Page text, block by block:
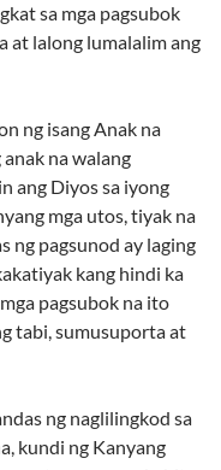
sa mga pagsubok
at lalong lumalalim ang
ng isang Anak na
na walang
ang Diyos sa iyong
mga utos, tiyak na
ng pagsunod ay laging
kang hindi ka
pagsubok na ito
tabi, sumusuporta at
ng naglilingkod sa
kundi ng Kanyang